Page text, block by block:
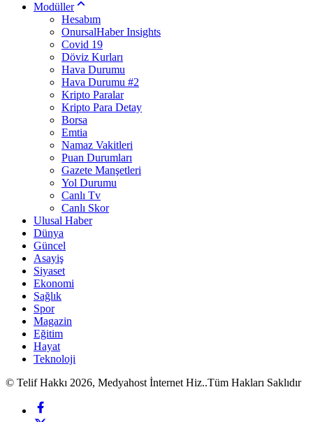
Modüller
Hesabım
OnursalHaber Insights
Covid 19
Döviz Kurları
Hava Durumu
Hava Durumu #2
Kripto Paralar
Kripto Para Detay
Borsa
Emtia
Namaz Vakitleri
Puan Durumları
Gazete Manşetleri
Yol Durumu
Canlı Tv
Canlı Skor
Ulusal Haber
Dünya
Güncel
Asayiş
Siyaset
Ekonomi
Sağlık
Spor
Magazin
Eğitim
Hayat
Teknoloji
© Telif Hakkı 2026, Medyahost İnternet Hiz..Tüm Hakları Saklıdır